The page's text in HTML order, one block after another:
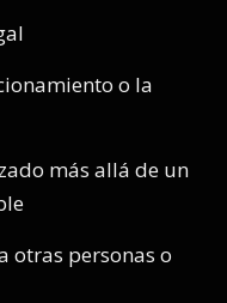
o la
más allá de un
otras personas o